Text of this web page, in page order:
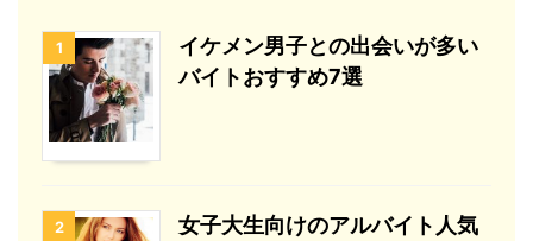
1
イケメン男子との出会いが多い
バイトおすすめ7選
2
女子大生向けのアルバイト人気